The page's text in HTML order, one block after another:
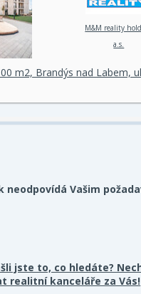
M&M reality
a.s.
m2, Brandýs nad Labem,
neodpovídá Vašim
jste to, co hledáte?
realitní kanceláře za Vás!